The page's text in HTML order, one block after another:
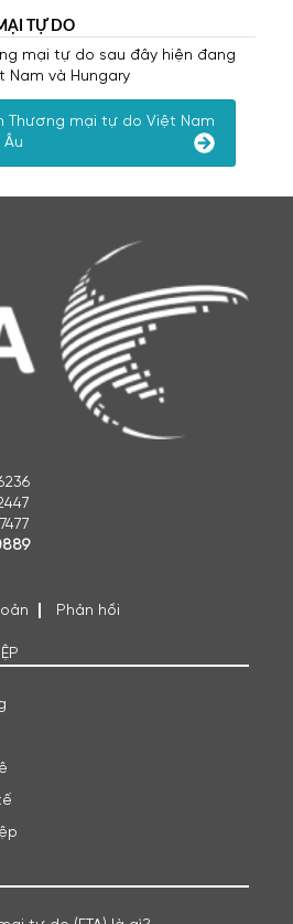
TỰ DO
mại tự do sau đây hiện đang
Nam và Hungary
Thương mại tự do Việt Nam
Phản hồi